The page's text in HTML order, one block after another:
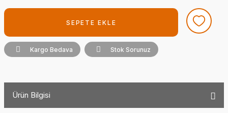
SEPETE EKLE
Kargo Bedava Stok Sorunuz
Ürün Bilgisi